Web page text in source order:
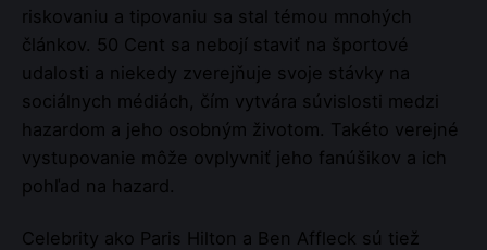
riskovaniu a tipovaniu sa stal témou mnohých
článkov. 50 Cent sa nebojí staviť na športové
udalosti a niekedy zverejňuje svoje stávky na
sociálnych médiách, čím vytvára súvislosti medzi
hazardom a jeho osobným životom. Takéto verejné
vystupovanie môže ovplyvniť jeho fanúšikov a ich
pohľad na hazard.
Celebrity ako Paris Hilton a Ben Affleck sú tiež